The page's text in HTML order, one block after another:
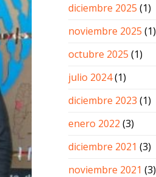
diciembre 2025 (1)
noviembre 2025 (1)
octubre 2025 (1)
julio 2024(1)
diciembre 2023 (1)
enero 2022 (3)
diciembre 2021 (3)
noviembre 2021 (3)